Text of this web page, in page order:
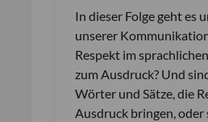
In dieser Folge geht es
unserer
Respekt im
zum Ausdruck? Und
Wörter und Sätze, die
Ausdruck bringen, oder